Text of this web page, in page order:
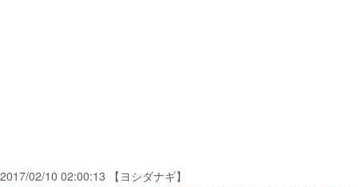
2017/02/10 02:00:13 【ヨシダナギ】